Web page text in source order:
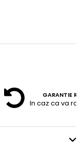
GARANTIE
In caz ca va